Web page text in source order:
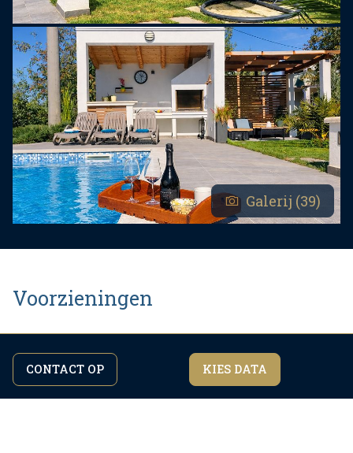
Galerij (39)
Voorzieningen
Check in:16:00
Uitchecken:10:00
CONTACT OP KIES DATA
Door verder te surfen op de site gaat u akkoord
met onsprivacybeleid.
Ik ben het eens